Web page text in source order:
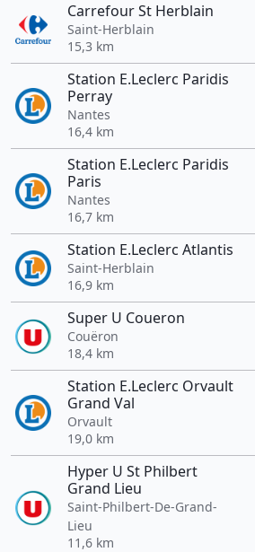
Carrefour St Herblain
Saint-Herblain
15,3 km
Station E.Leclerc Paridis
Perray
Nantes
16,4 km
Station E.Leclerc Paridis
Paris
Nantes
16,7 km
Station E.Leclerc Atlantis
Saint-Herblain
16,9 km
Super U Coueron
Couëron
18,4 km
Station E.Leclerc Orvault
Grand Val
Orvault
19,0 km
Hyper U St Philbert
Grand Lieu
Saint-Philbert-De-Grand-
Lieu
11,6 km